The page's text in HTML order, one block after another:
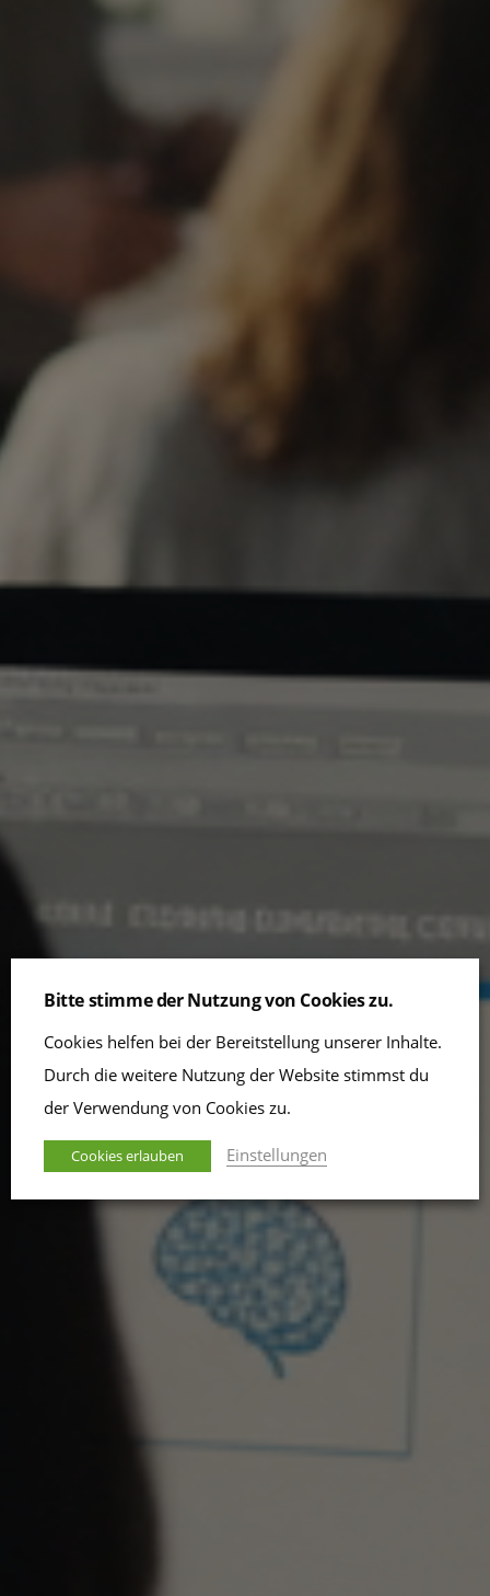
Bitte stimme der Nutzung von Cookies zu.
Cookies helfen bei der Bereitstellung unserer Inhalte.
Durch die weitere Nutzung der Website stimmst du
der Verwendung von Cookies zu.
Cookies erlauben Einstellungen